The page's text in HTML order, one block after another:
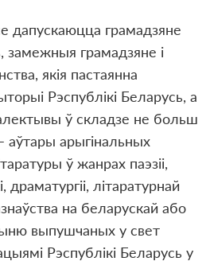
дапускаюцца грамадзяне
замежныя грамадзяне i
якiя пастаянна
Рэспублiкi Беларусь, а
ў складзе не больш
аўтары арыгiнальных
ў жанрах паэзii,
лiтаратурнай
на беларускай або
выпушчаных у свет
Рэспублiкi Беларусь у